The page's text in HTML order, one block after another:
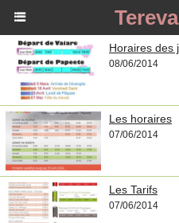
Horaires des
08/06/2014
Les horaires
07/06/2014
Les Tarifs
07/06/2014